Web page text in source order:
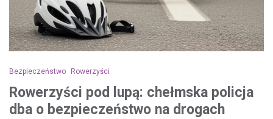
Bezpieczeństwo Rowerzyści
Rowerzyści pod lupą: chełmska policja
dba o bezpieczeństwo na drogach